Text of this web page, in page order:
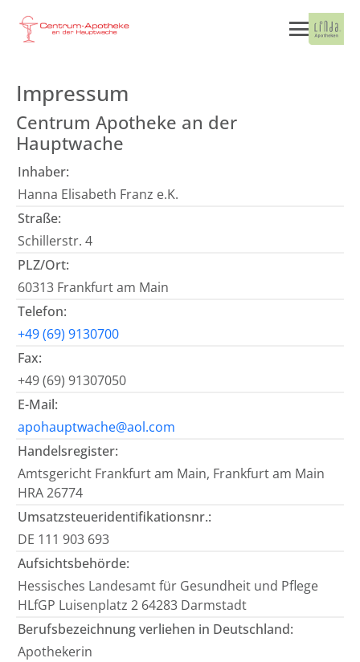
Impressum
Centrum Apotheke an der
Hauptwache
Inhaber:
Hanna Elisabeth Franz e.K.
Straße:
Schillerstr. 4
PLZ/Ort:
60313 Frankfurt am Main
Telefon:
+49 (69) 9130700
Fax:
+49 (69) 91307050
E-Mail:
apohauptwache@aol.com
Handelsregister:
Amtsgericht Frankfurt am Main, Frankfurt am Main
HRA 26774
Umsatzsteueridentifikationsnr.:
DE 111 903 693
Aufsichtsbehörde:
Hessisches Landesamt für Gesundheit und Pflege
HLfGP Luisenplatz 2 64283 Darmstadt
Berufsbezeichnung verliehen in Deutschland:
Apothekerin